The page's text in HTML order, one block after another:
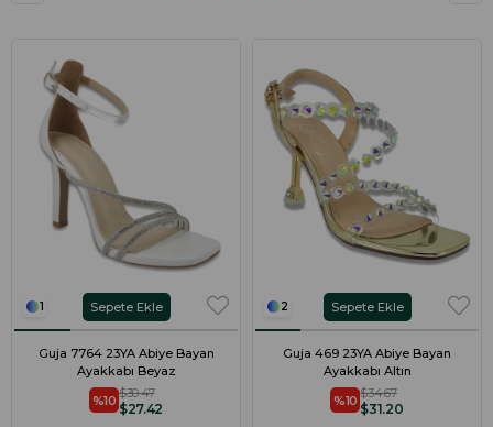
1
Guja 7764 23YA Abiye Bayan
Ayakkabı Beyaz
%10$27.42
$30.47
Sepete Ekle 2
Guja 469 23YA Abiye Bayan
Ayakkabı Altın
%10 $31.20
$34.67
Sepete Ekle